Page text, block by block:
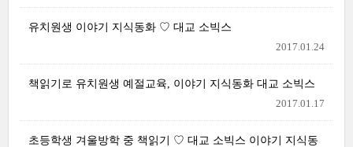
유치원생 이야기 지식동화 ♡ 대교 소빅스
2017.01.24
책읽기로 유치원생 예절교육, 이야기 지식동화 대교 소빅스
2017.01.17
초등학생 겨울방학 중 책읽기 ♡ 대교 소빅스 이야기 지식동